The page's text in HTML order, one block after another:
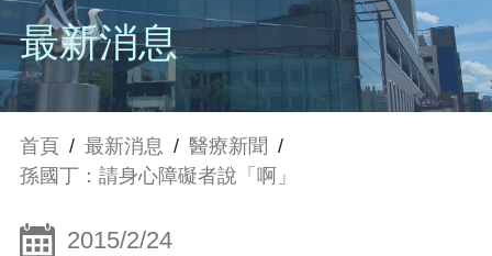
最新消息
首頁 / 最新消息 / 醫療新聞 /
孫國丁：請身心障礙者說「啊」
2015/2/24